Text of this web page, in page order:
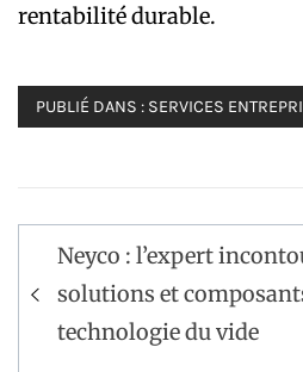
rentabilité durable.
PUBLIÉ DANS : SERVICES
Navigation
de
l’article
Neyco : l’expert
solutions et
technologie du vide